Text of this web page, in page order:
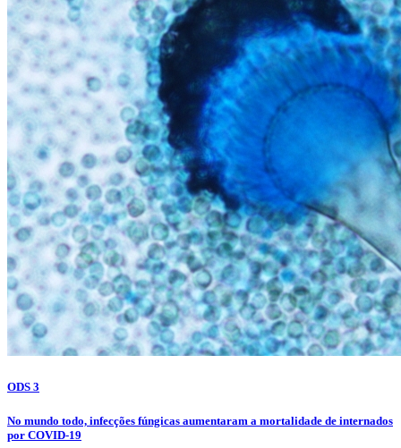
ODS 3
No mundo todo, infecções fúngicas aumentaram a mortalidade de internados
por COVID-19